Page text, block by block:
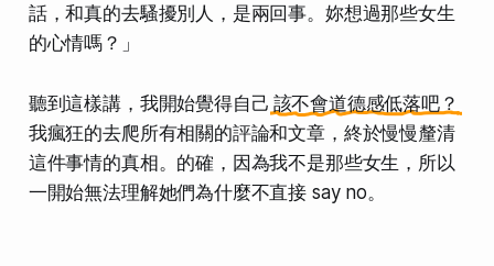
話，和真的去騷擾別人，是兩回事。妳想過那些女生
的心情嗎？」
聽到這樣講，我開始覺得自己 該不會道德感低落吧？
我瘋狂的去爬所有相關的評論和文章，終於慢慢釐清
這件事情的真相。的確，因為我不是那些女生，所以
一開始無法理解她們為什麼不直接 say no。